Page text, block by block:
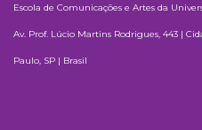
Escola de Comunicações e Artes da
Av. Prof. Lúcio Martins Rodrigues, 443 |
Paulo, SP | Brasil